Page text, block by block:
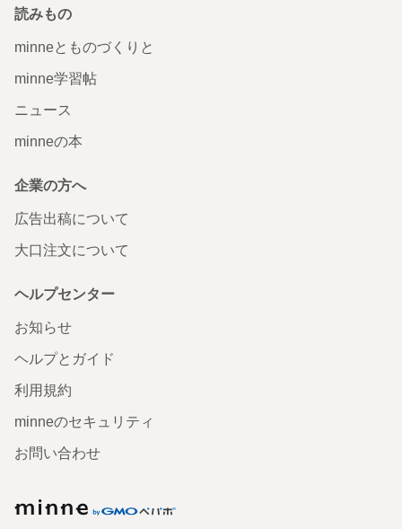
読みもの
minneとものづくりと
minne学習帖
ニュース
minneの本
企業の方へ
広告出稿について
大口注文について
ヘルプセンター
お知らせ
ヘルプとガイド
利用規約
minneのセキュリティ
お問い合わせ